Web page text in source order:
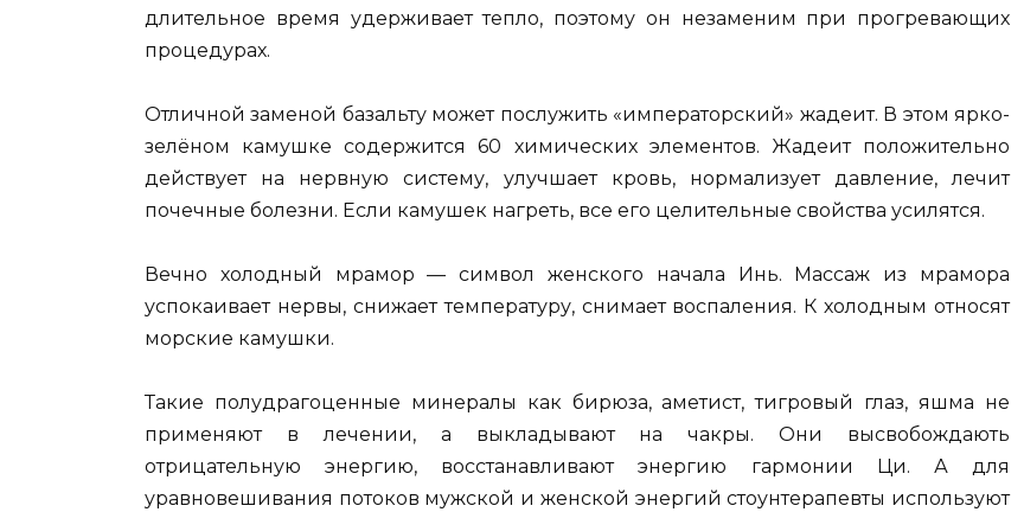
длительное время удерживает тепло, поэтому он незаменим при прогревающих
процедурах.
Отличной заменой базальту может послужить «императорский» жадеит. В этом ярко-
зелёном камушке содержится 60 химических элементов. Жадеит положительно
действует на нервную систему, улучшает кровь, нормализует давление, лечит
почечные болезни. Если камушек нагреть, все его целительные свойства усилятся.
Вечно холодный мрамор — символ женского начала Инь. Массаж из мрамора
успокаивает нервы, снижает температуру, снимает воспаления. К холодным относят
морские камушки.
Такие полудрагоценные минералы как бирюза, аметист, тигровый глаз, яшма не
применяют в лечении, а выкладывают на чакры. Они высвобождають
отрицательную энергию, восстанавливают энергию гармонии Ци. А для
уравновешивания потоков мужской и женской энергий стоунтерапевты используют